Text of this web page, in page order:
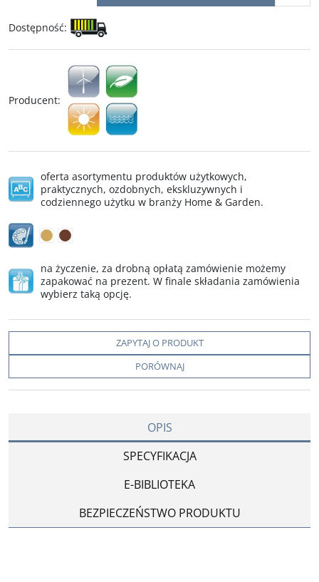
Dostępność:
Producent:
oferta asortymentu produktów użytkowych,
praktycznych, ozdobnych, ekskluzywnych i
codziennego użytku w branży Home & Garden.
na życzenie, za drobną opłatą zamówienie możemy
zapakować na prezent. W finale składania zamówienia
wybierz taką opcję.
ZAPYTAJ O PRODUKT
PORÓWNAJ
OPIS
SPECYFIKACJA
E-BIBLIOTEKA
BEZPIECZEŃSTWO PRODUKTU